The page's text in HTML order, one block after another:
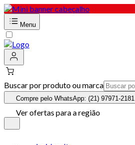
Menu
Buscar por produto ou marca
Compre pelo WhatsApp: (21) 97971-2181
Ver ofertas para a região